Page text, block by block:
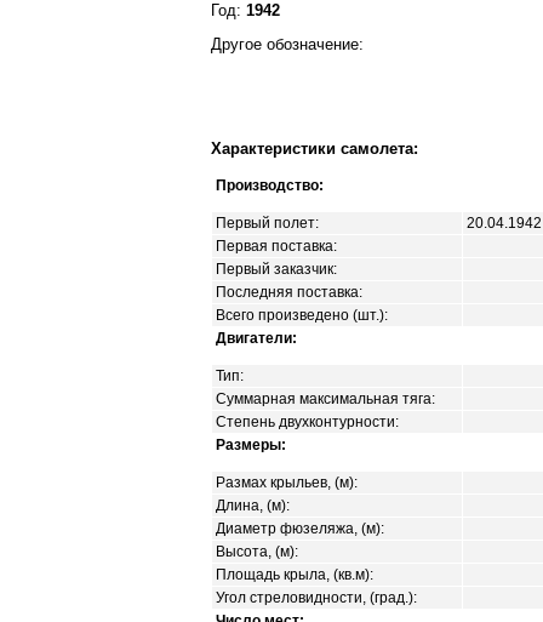
Год: 1942
Другое обозначение:
Характеристики самолета:
Производство:
Первый полет:
20.04.1942
Первая поставка:
Первый заказчик:
Последняя поставка:
Всего произведено (шт.):
Двигатели:
Тип:
Суммарная максимальная тяга:
Степень двухконтурности:
Размеры:
Размах крыльев, (м):
Длина, (м):
Диаметр фюзеляжа, (м):
Высота, (м):
Площадь крыла, (кв.м):
Угол стреловидности, (град.):